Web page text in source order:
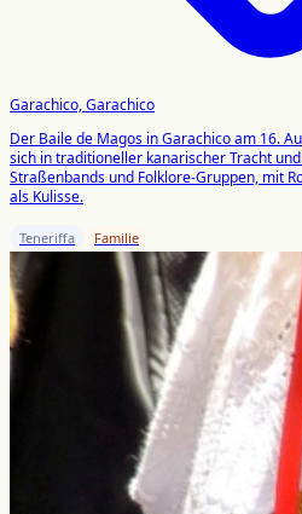
Garachico, Garachico
Der Baile de Magos in Garachico am 16.
sich in traditioneller kanarischer Tracht
Straßenbands und Folklore-Gruppen, mit
als Kulisse.
Teneriffa Familie